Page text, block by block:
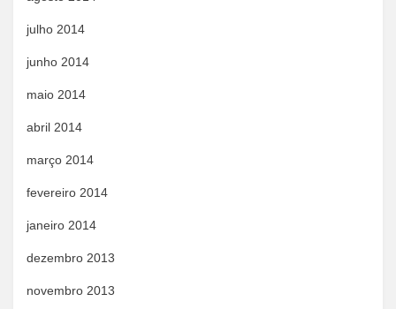
julho 2014
junho 2014
maio 2014
abril 2014
março 2014
fevereiro 2014
janeiro 2014
dezembro 2013
novembro 2013